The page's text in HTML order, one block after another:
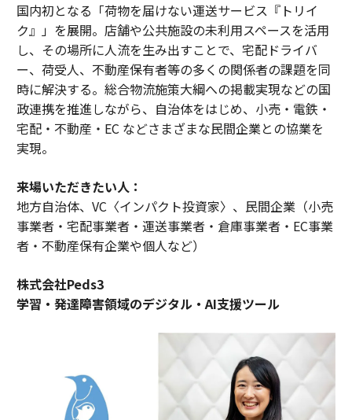
国内初となる「荷物を届けない運送サービス『トリイ
ク』」を展開。店舗や公共施設の未利用スペースを活用
し、その場所に人流を生み出すことで、宅配ドライバ
ー、荷受人、不動産保有者等の多くの関係者の課題を同
時に解決する。総合物流施策大綱への掲載実現などの国
政連携を推進しながら、自治体をはじめ、小売・電鉄・
宅配・不動産・EC などさまざまな民間企業との協業を
実現。
来場いただきたい人：
地方自治体、VC〈インパクト投資家〉、民間企業（小売
事業者・宅配事業者・運送事業者・倉庫事業者・EC事業
者・不動産保有企業や個人など）
株式会社Peds3
学習・発達障害領域のデジタル・AI支援ツール